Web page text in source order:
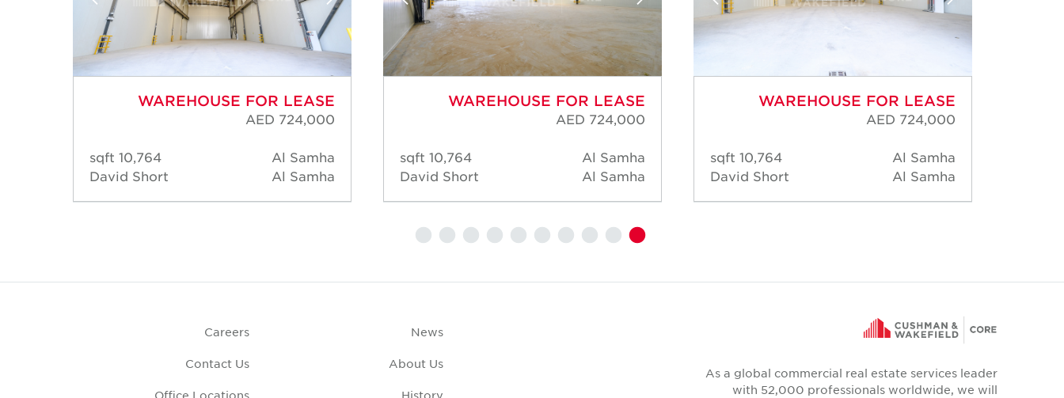
WAREHOUSE FOR LEASE
AED 724,000
Al Samha
Al Samha
10,764 sqft
David Short
WAREHOUSE FOR LEASE
AED 724,000
Al Samha
Al Samha
10,764 sqft
David Short
WAREHOUSE FOR LEASE
AED 724,000
Al Samha
Al Samha
10,764 sqft
David Short
As a global commercial real estate services leader
with 52,000 professionals worldwide, we will
News
About Us
History
Careers
Contact Us
Office Locations